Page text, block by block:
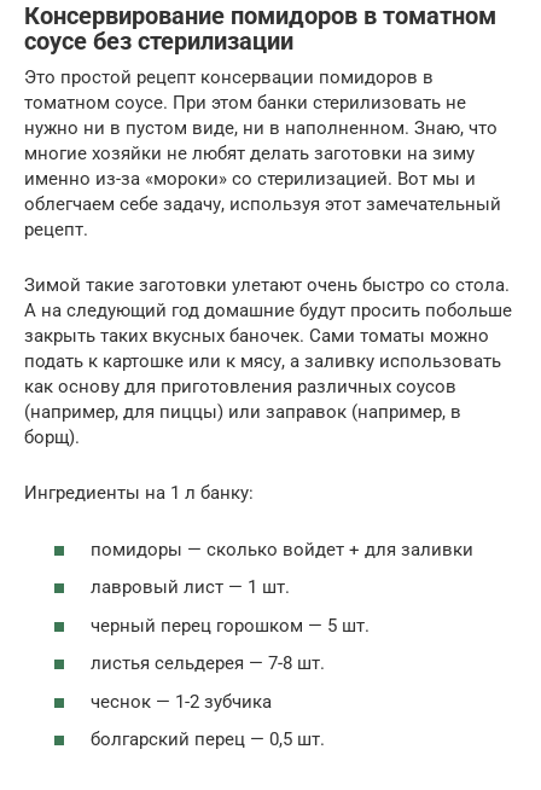
Консервирование помидоров в томатном
соусе без стерилизации
Это простой рецепт консервации помидоров в
томатном соусе. При этом банки стерилизовать не
нужно ни в пустом виде, ни в наполненном. Знаю, что
многие хозяйки не любят делать заготовки на зиму
именно из-за «мороки» со стерилизацией. Вот мы и
облегчаем себе задачу, используя этот замечательный
рецепт.
Зимой такие заготовки улетают очень быстро со стола.
А на следующий год домашние будут просить побольше
закрыть таких вкусных баночек. Сами томаты можно
подать к картошке или к мясу, а заливку использовать
как основу для приготовления различных соусов
(например, для пиццы) или заправок (например, в
борщ).
Ингредиенты на 1 л банку:
помидоры — сколько войдет + для заливки
лавровый лист — 1 шт.
черный перец горошком — 5 шт.
листья сельдерея — 7-8 шт.
чеснок — 1-2 зубчика
болгарский перец — 0,5 шт.